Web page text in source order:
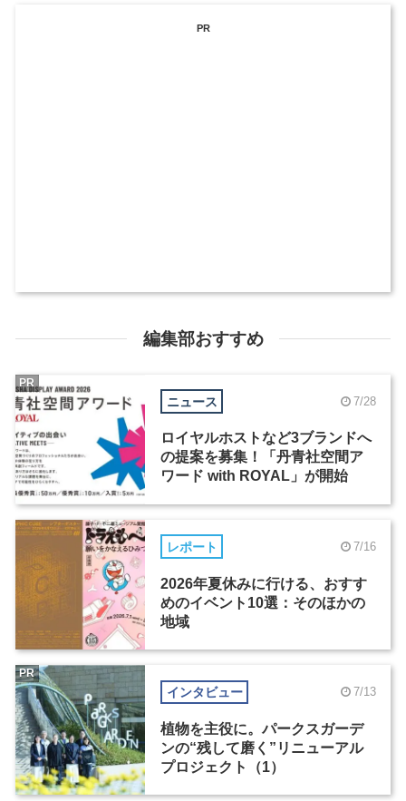
PR
編集部おすすめ
ニュース 7/28
ロイヤルホストなど3ブランドへ
の提案を募集！「丹青社空間ア
ワード with ROYAL」が開始
PR
レポート 7/16
2026年夏休みに行ける、おすす
めのイベント10選：そのほかの
地域
インタビュー 7/13
植物を主役に。パークスガーデ
ンの“残して磨く”リニューアル
プロジェクト（1）
PR